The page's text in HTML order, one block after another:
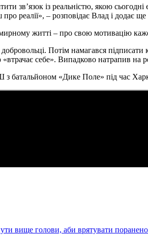
зв’язок із реальністю, якою
про реалії», – розповідає Влад і
житті – про свою мотивацію
Потім намагався
«втрачає себе». Випадково натрапив
батальйоном «Дике Поле» під час
вище голови, аби врятувати